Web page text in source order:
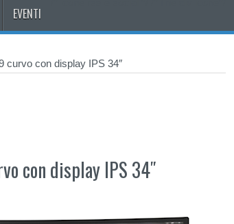
EVENTI
curvo con display IPS 34″
con display IPS 34″